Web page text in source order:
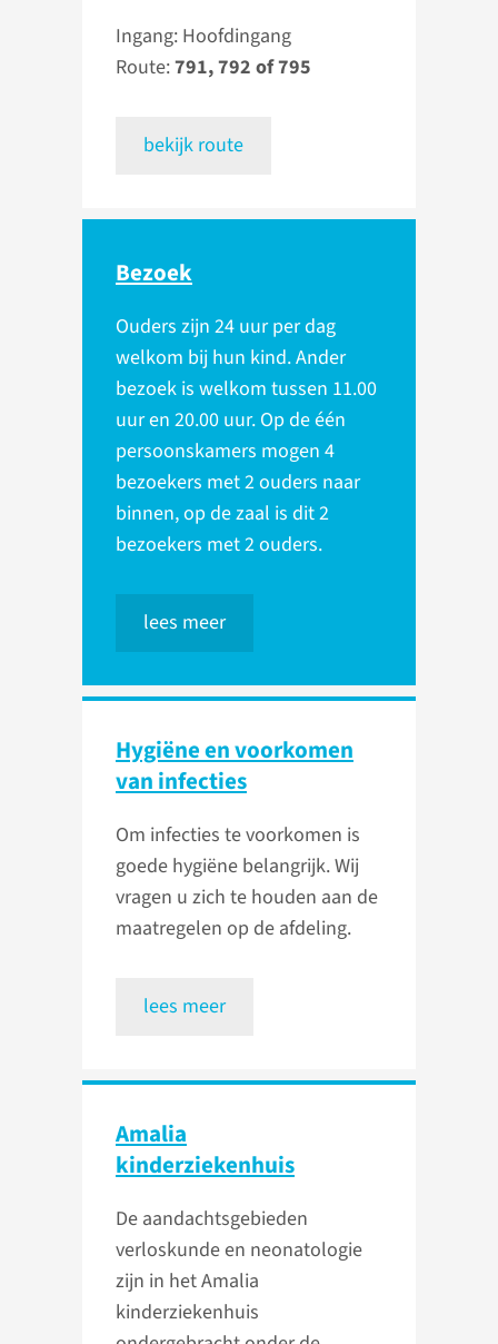
Ingang: Hoofdingang
Route:791, 792 of 795
bekijk route
Bezoek
Ouders zijn 24 uur per dag
welkom bij hun kind. Ander
bezoek is welkom tussen 11.00
uur en 20.00 uur. Op de één
persoonskamers mogen 4
bezoekers met 2 ouders naar
binnen, op de zaal is dit 2
bezoekers met 2 ouders.
lees meer
Hygiëne en voorkomen
van infecties
Om infecties te voorkomen is
goede hygiëne belangrijk. Wij
vragen u zich te houden aan de
maatregelen op de afdeling.
lees meer
Amalia
kinderziekenhuis
De aandachtsgebieden
verloskunde en neonatologie
zijn in het Amalia
kinderziekenhuis